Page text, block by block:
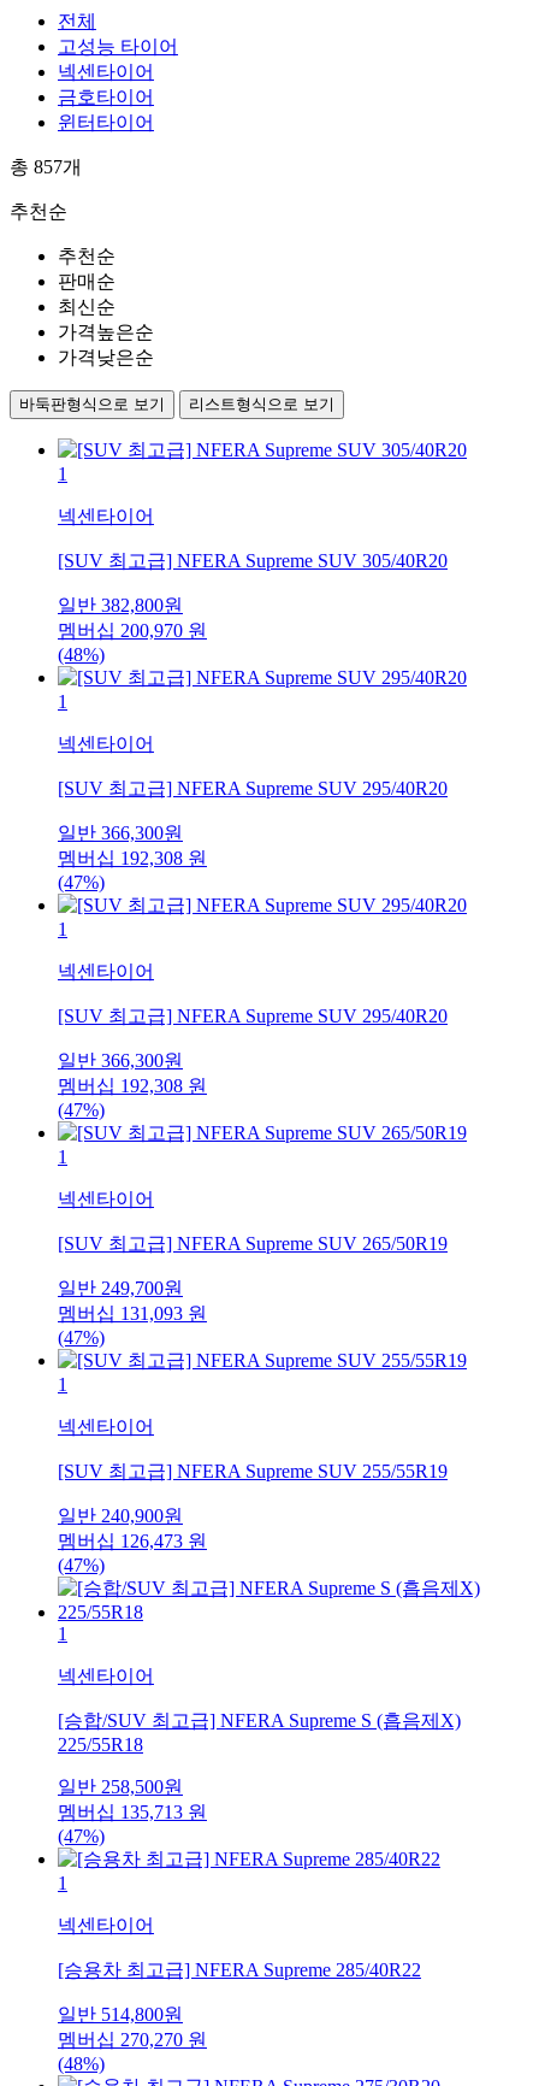
전체
고성능 타이어
넥센타이어
금호타이어
윈터타이어
총 857개
추천순
추천순
판매순
최신순
가격높은순
가격낮은순
바둑판형식으로 보기 리스트형식으로 보기
1
넥센타이어
[SUV 최고급] NFERA Supreme SUV 305/40R20
일반 382,800원
멤버십 200,970 원
(48%)
1
넥센타이어
[SUV 최고급] NFERA Supreme SUV 295/40R20
일반 366,300원
멤버십 192,308 원
(47%)
1
넥센타이어
[SUV 최고급] NFERA Supreme SUV 295/40R20
일반 366,300원
멤버십 192,308 원
(47%)
1
넥센타이어
[SUV 최고급] NFERA Supreme SUV 265/50R19
일반 249,700원
멤버십 131,093 원
(47%)
1
넥센타이어
[SUV 최고급] NFERA Supreme SUV 255/55R19
일반 240,900원
멤버십 126,473 원
(47%)
1
넥센타이어
[승합/SUV 최고급] NFERA Supreme S (흡음제X)
225/55R18
일반 258,500원
멤버십 135,713 원
(47%)
1
넥센타이어
[승용차 최고급] NFERA Supreme 285/40R22
일반 514,800원
멤버십 270,270 원
(48%)